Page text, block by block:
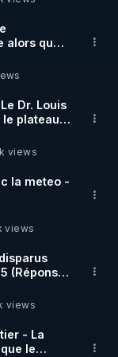
Price
industrialisée,
reconnu
la
le calcium
dans les
en
essentiels
global
alors que
Dr. Louis
le plateau
views
la meteo -
views
(Réponse
views
- La
le